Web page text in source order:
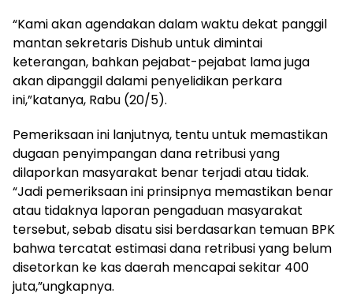
“Kami akan agendakan dalam waktu dekat panggil
mantan sekretaris Dishub untuk dimintai
keterangan, bahkan pejabat-pejabat lama juga
akan dipanggil dalami penyelidikan perkara
ini,”katanya, Rabu (20/5).
Pemeriksaan ini lanjutnya, tentu untuk memastikan
dugaan penyimpangan dana retribusi yang
dilaporkan masyarakat benar terjadi atau tidak.
“Jadi pemeriksaan ini prinsipnya memastikan benar
atau tidaknya laporan pengaduan masyarakat
tersebut, sebab disatu sisi berdasarkan temuan BPK
bahwa tercatat estimasi dana retribusi yang belum
disetorkan ke kas daerah mencapai sekitar 400
juta,”ungkapnya.